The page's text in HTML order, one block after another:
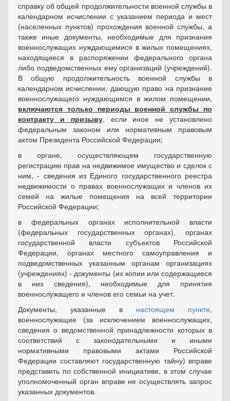
справку об общей продолжительности военной службы в
календарном исчислении с указанием периода и мест
(населенных пунктов) прохождения военной службы, а
также иные документы, необходимые для признания
военнослужащих нуждающимися в жилых помещениях,
находящиеся в распоряжении федерального органа
либо подведомственных ему организаций (учреждений).
В общую продолжительность военной службы в
календарном исчислении, дающую право на признание
военнослужащего нуждающимся в жилом помещении,
включаются только периоды военной службы по
контракту и призыву, если иное не установлено
федеральным законом или нормативным правовым
актом Президента Российской Федерации;
в органе, осуществляющем государственную
регистрацию прав на недвижимое имущество и сделок с
ним, - сведения из Единого государственного реестра
недвижимости о правах военнослужащих и членов их
семей на жилые помещения на всей территории
Российской Федерации;
в федеральных органах исполнительной власти
(федеральных государственных органах), органах
государственной власти субъектов Российской
Федерации, органах местного самоуправления и
подведомственных указанным органам организациях
(учреждениях) - документы (их копии или содержащиеся
в них сведения), необходимые для принятия
военнослужащего и членов его семьи на учет.
Документы, указанные в настоящем пункте,
военнослужащие (за исключением военнослужащих,
сведения о ведомственной принадлежности которых в
соответствий с законодательными и иными
нормативными правовыми актами Российской
Федерации составляют государственную тайну) вправе
представить по собственной инициативе, в этом случае
уполномоченный орган вправе не осуществлять запрос
указанных документов.